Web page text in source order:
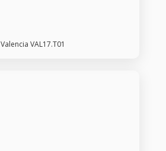
Valencia VAL17.T01